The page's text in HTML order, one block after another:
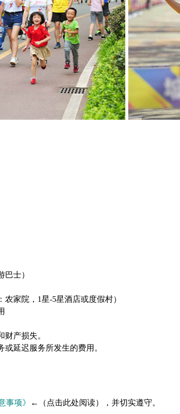
士）
家院，1星-5星酒店或度假村）
产损失。
延迟服务所发生的费用。
事项》 ←（点击此处阅读）， 并切实遵守。